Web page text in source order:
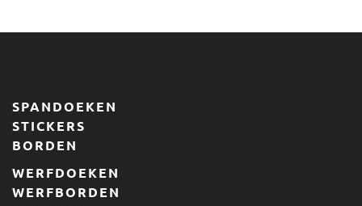
SPANDOEKEN
STICKERS
BORDEN
WERFDOEKEN
WERFBORDEN